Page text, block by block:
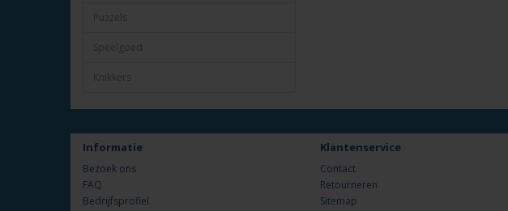
Puzzels
Speelgoed
Knikkers
Informatie
Bezoek ons
FAQ
Bedrijfsprofiel
Klantenservice
Contact
Retourneren
Sitemap